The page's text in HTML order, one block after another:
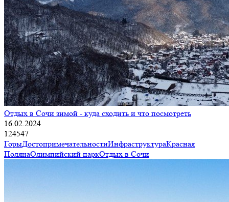
Отдых в Сочи зимой - куда сходить и что посмотреть
16.02.2024
124547
ГорыДостопримечательностиИнфраструктураКрасная
ПолянаОлимпийский паркОтдых в Сочи